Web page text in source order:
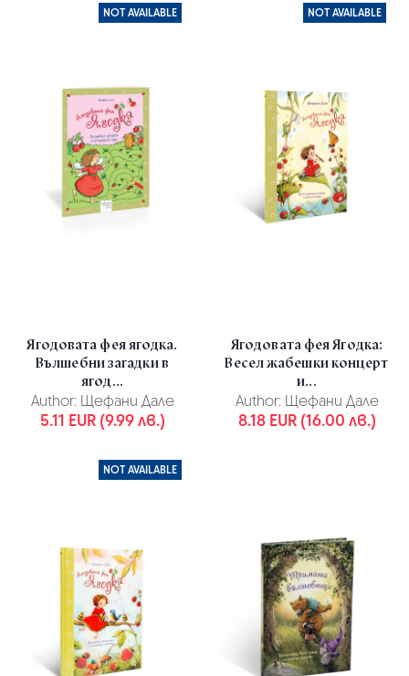
NOT AVAILABLE
Ягодовата фея ягодка.
Вълшебни загадки в
ягод...
Author: Щефани Дале
5.11 EUR (9.99 лв.)
NOT AVAILABLE
Ягодовата фея Ягодка:
Весел жабешки концерт
и...
Author: Щефани Дале
8.18 EUR (16.00 лв.)
NOT AVAILABLE